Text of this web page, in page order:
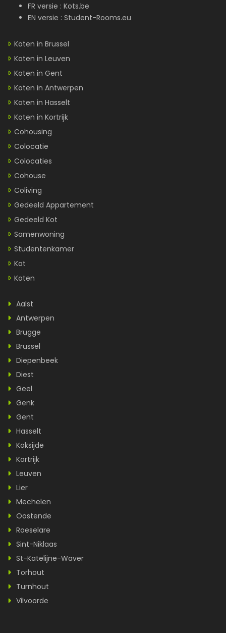
FR versie : Kots.be
EN versie : Student-Rooms.eu
Koten in Brussel
Koten in Leuven
Koten in Gent
Koten in Antwerpen
Koten in Hasselt
Koten in Kortrijk
Cohousing
Colocatie
Colocaties
Cohouse
Coliving
Gedeeld Appartement
Gedeeld Kot
Samenwoning
Studentenkamer
Kot
Koten
Aalst
Antwerpen
Brugge
Brussel
Diepenbeek
Diest
Geel
Genk
Gent
Hasselt
Koksijde
Kortrijk
Leuven
Lier
Mechelen
Oostende
Roeselare
Sint-Niklaas
St-Katelijne-Waver
Torhout
Turnhout
Vilvoorde